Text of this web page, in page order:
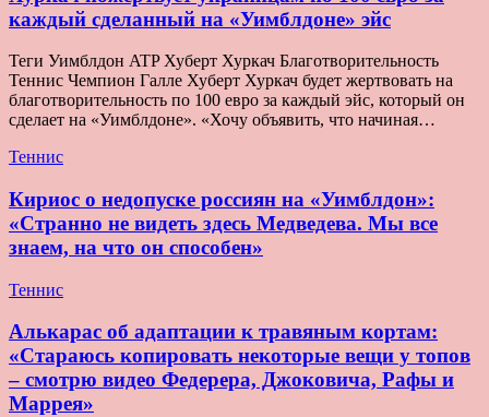
каждый сделанный на «Уимблдоне» эйс
Теги Уимблдон ATP Хуберт Хуркач Благотворительность
Теннис Чемпион Галле Хуберт Хуркач будет жертвовать на
благотворительность по 100 евро за каждый эйс, который он
сделает на «Уимблдоне». «Хочу объявить, что начиная…
Теннис
Кириос о недопуске россиян на «Уимблдон»:
«Странно не видеть здесь Медведева. Мы все
знаем, на что он способен»
Теннис
Алькарас об адаптации к травяным кортам:
«Стараюсь копировать некоторые вещи у топов
– смотрю видео Федерера, Джоковича, Рафы и
Маррея»